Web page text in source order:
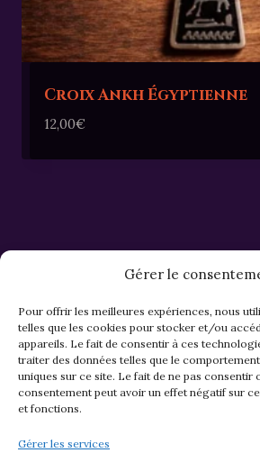
Gérer le
Pour offrir les meilleures expériences, nous
telles que les cookies pour stocker et/ou
appareils. Le fait de consentir à ces
traiter des données telles que le
uniques sur ce site. Le fait de ne pas consentir
consentement peut avoir un effet négatif sur
et fonctions.
Gérer les services
Croix Ankh Égyptienne
12,00€
CGV et Retours